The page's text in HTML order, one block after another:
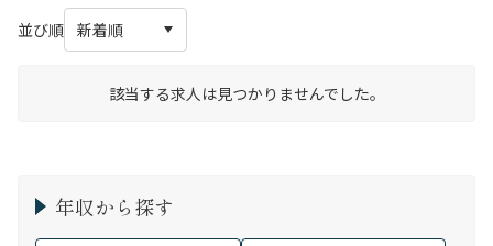
並び順
該当する求人は見つかりませんでした。
年収から探す